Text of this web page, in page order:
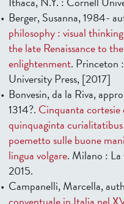
Berger, Susanna, 1984-
philosophy : visual
the late Renaissance to
enlightenment. Princeton
University Press, [2017]
Bonvesin, da la Riva,
1314?. Cinquanta cortesie
quinquaginta
poemetto sulle buone
lingua volgare. Milano :
2015.
Campanelli, Marcella,